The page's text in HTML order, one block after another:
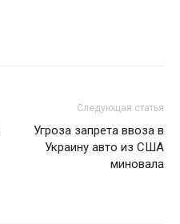
Следующая статья
Угроза запрета ввоза в
Украину авто из США
миновала